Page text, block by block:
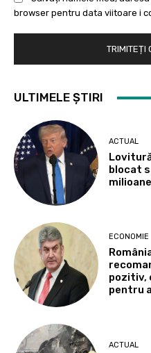
browser pentru data viitoare i
ULTIMELE ȘTIRI
ACTUAL
blocat
ECONOMIE
pozitiv,
pentru
ACTUAL